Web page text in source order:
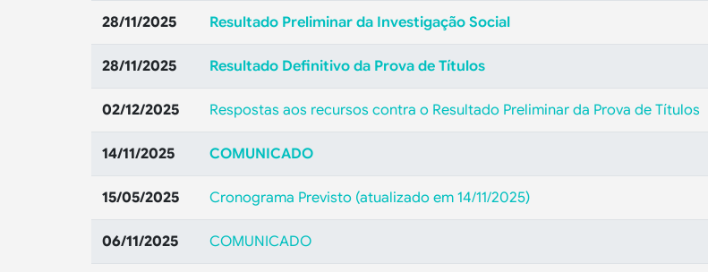
28/11/2025 Resultado Preliminar da Investigação Social
28/11/2025 Resultado Definitivo da Prova de Títulos
02/12/2025 Respostas aos recursos contra o Resultado Preliminar da Prova de Títulos
14/11/2025 COMUNICADO
15/05/2025 Cronograma Previsto (atualizado em 14/11/2025)
06/11/2025 COMUNICADO